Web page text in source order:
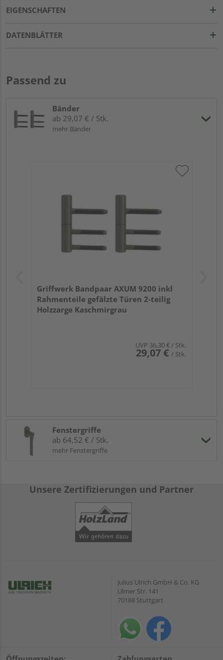
EIGENSCHAFTEN
DATENBLÄTTER
Passend zu
Bänder
ab 29,07 € / Stk.
mehr Bänder
Griffwerk Bandpaar AXUM 9200 inkl
Rahmenteile gefälzte Türen 2-teilig
Holzzarge Kaschmirgrau
UVP 36,30 €/ Stk.
29,07 € / Stk.
Fenstergriffe
ab 64,52 € / Stk.
mehr Fenstergriffe
Unsere Zertifizierungen und Partner
Julius Ulrich GmbH & Co. KG
Ulmer Str. 141
70188 Stuttgart